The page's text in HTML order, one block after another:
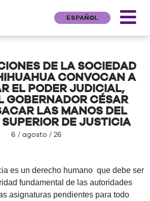
ESPAÑOL
DE LA SOCIEDAD
CONVOCAN A
EL PODER JUDICIAL,
GOBERNADOR CÉSAR
LAS MANOS DEL
DE JUSTICIA
6 / agosto / 26
es un derecho humano que debe ser
fundamental de las autoridades
asignaturas pendientes para todo